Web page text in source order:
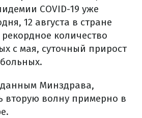
COVID-19 уже
12 августа в стране
количество
с мая, суточный прирост
больных.
Минздрава,
вторую волну примерно в